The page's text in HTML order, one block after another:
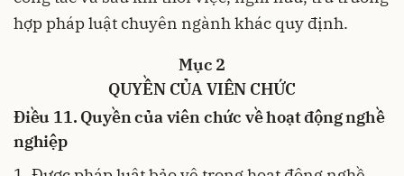
hợp pháp luật chuyên ngành khác quy định.
Mục 2
QUYỀN CỦA VIÊN CHỨC
Điều 11. Quyền của viên chức về hoạt động nghề
nghiệp